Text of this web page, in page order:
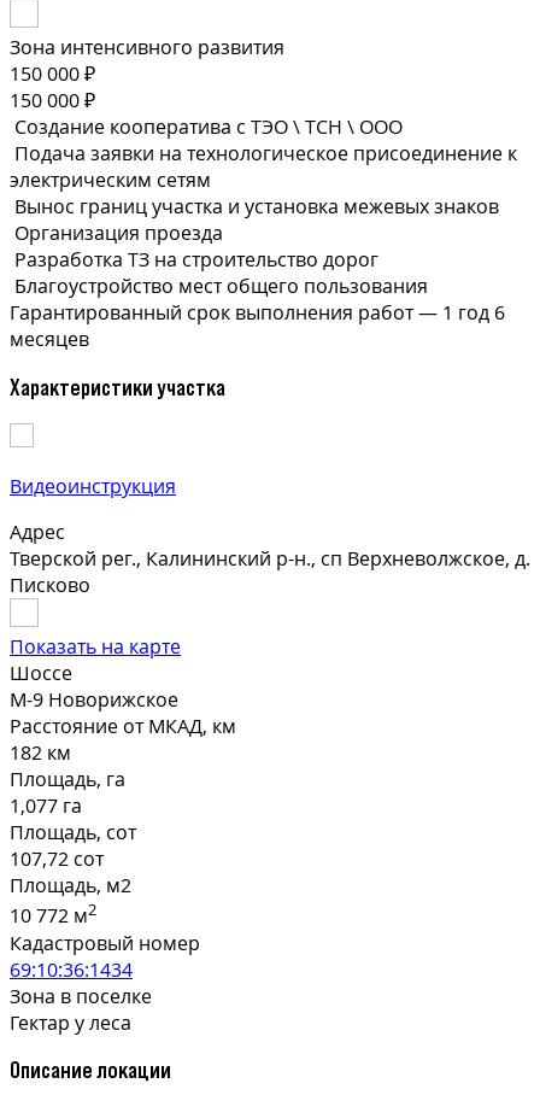
Зона интенсивного развития
150 000 ₽
150 000 ₽
Создание кооператива с ТЭО \ ТСН \ ООО
Подача заявки на технологическое присоединение к
электрическим сетям
Вынос границ участка и установка межевых знаков
Организация проезда
Разработка ТЗ на строительство дорог
Благоустройство мест общего пользования
Гарантированный срок выполнения работ — 1 год 6
месяцев
Характеристики участка
Видеоинструкция
Адрес
Тверской рег., Калининский р-н., сп Верхневолжское, д.
Писково
Показать на карте
Шоссе
М-9 Новорижское
Расстояние от МКАД, км
182 км
Площадь, га
1,077 га
Площадь, сот
107,72 сот
Площадь, м2
10 772 м2
Кадастровый номер
69:10:36:1434
Зона в поселке
Гектар у леса
Описание локации